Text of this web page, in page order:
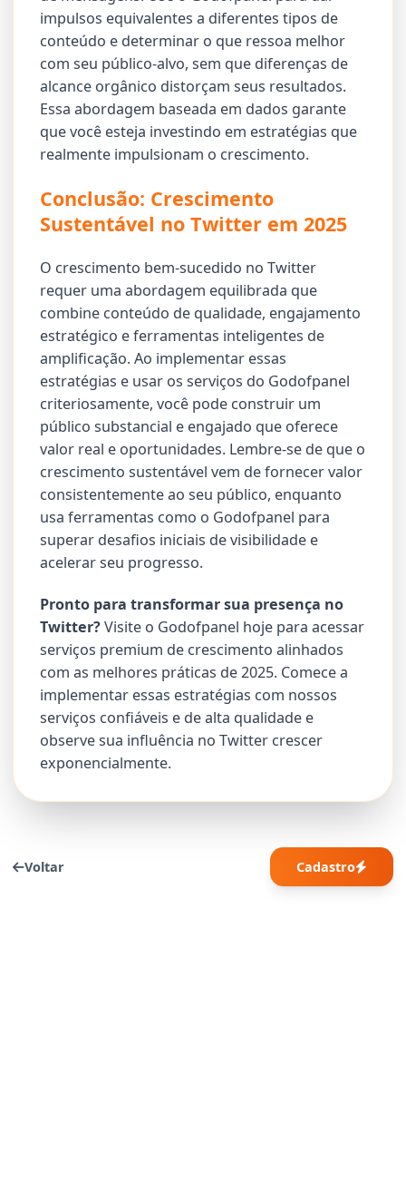
impulsos equivalentes a diferentes tipos de
conteúdo e determinar o que ressoa melhor
com seu público-alvo, sem que diferenças de
alcance orgânico distorçam seus resultados.
Essa abordagem baseada em dados garante
que você esteja investindo em estratégias que
realmente impulsionam o crescimento.
Conclusão: Crescimento
Sustentável no Twitter em 2025
O crescimento bem-sucedido no Twitter
requer uma abordagem equilibrada que
combine conteúdo de qualidade, engajamento
estratégico e ferramentas inteligentes de
amplificação. Ao implementar essas
estratégias e usar os serviços do Godofpanel
criteriosamente, você pode construir um
público substancial e engajado que oferece
valor real e oportunidades. Lembre-se de que o
crescimento sustentável vem de fornecer valor
consistentemente ao seu público, enquanto
usa ferramentas como o Godofpanel para
superar desafios iniciais de visibilidade e
acelerar seu progresso.
Pronto para transformar sua presença no
Twitter?Visite o Godofpanel hoje para acessar
serviços premium de crescimento alinhados
com as melhores práticas de 2025. Comece a
implementar essas estratégias com nossos
serviços confiáveis e de alta qualidade e
observe sua influência no Twitter crescer
exponencialmente.
Voltar Cadastro